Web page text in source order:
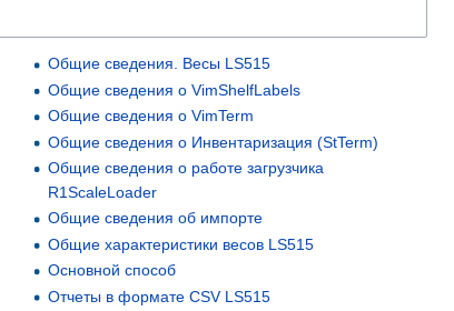
Общие сведения. Весы LS515
Общие сведения о VimShelfLabels
Общие сведения о VimTerm
Общие сведения о Инвентаризация (StTerm)
Общие сведения о работе загрузчика
R1ScaleLoader
Общие сведения об импорте
Общие характеристики весов LS515
Основной способ
Отчеты в формате CSV LS515